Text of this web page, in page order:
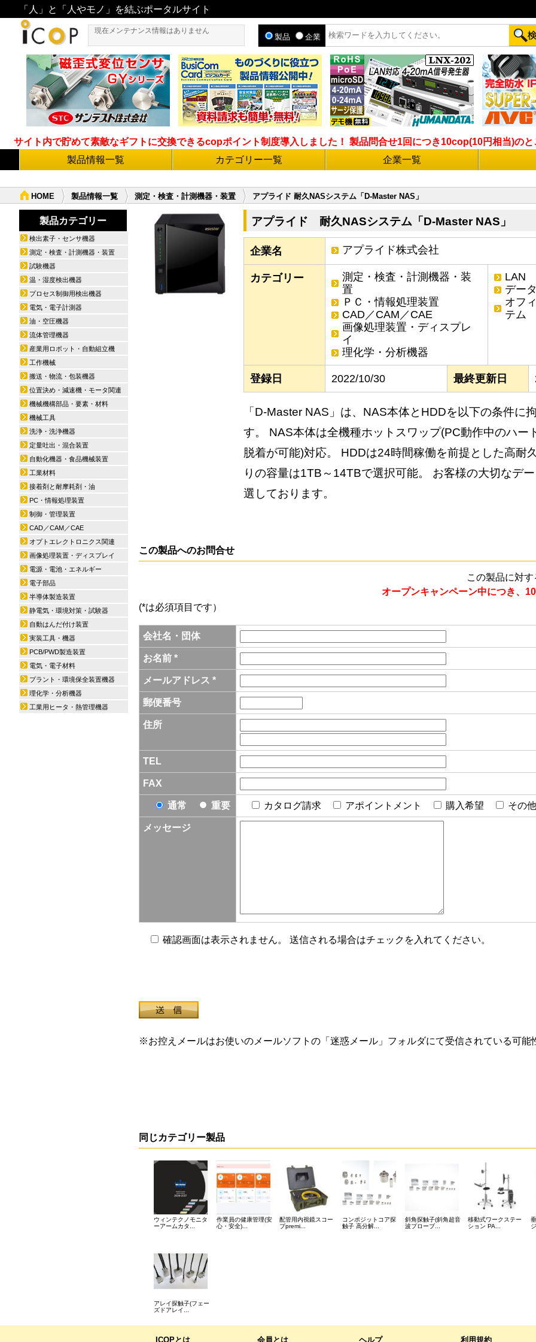
「人」と「人やモノ」を結ぶポータルサイト
現在メンテナンス情報はありません
製品 企業
サイト内で貯めて素敵なギフトに交換できるcopポイント制度導入しました！ 製品問合せ1回につき10cop(10円相当)の
製品情報一覧
カテゴリー一覧 企業一覧
HOME 製品情報一覧 測定・検査・計測機器・装置 アプライド 耐久NASシステム「D-Master NAS」
アプライド 耐久NASシステム「D-Master NAS」
企業名 アプライド株式会社
カテゴリー
測定・検査・計測機器・装
置
ＰＣ・情報処理装置
CAD／CAM／CAE
画像処理装置・ディスプレ
イ
理化学・分析機器
LAN
デー
オフ
テム
登録日 2022/10/30 最終更新日
「D-Master NAS」は、NAS本体とHDDを以下の条件に
す。 NAS本体は全機種ホットスワップ(PC動作中のハー
脱着が可能)対応。 HDDは24時間稼働を前提とした高耐
りの容量は1TB～14TBで選択可能。 お客様の大切なデ
選しております。
この製品へのお問合せ
この製品に対
オープンキャンペーン中につき、
(*は必須項目です）
会社名・団体
お名前 *
メールアドレス *
郵便番号
住所
TEL
FAX
通常 重要 カタログ請求 アポイントメント 購入希望 その他
メッセージ
確認画面は表示されません。 送信される場合はチェックを入れてください。
※お控えメールはお使いのメールソフトの「迷惑メール」フォルダにて受信されている可能
同じカテゴリー製品
ウィンテクノモニタ
ーアームカタ...
作業員の健康管理(安
心・安全)...
配管用内視鏡スコー
プpremi...
コンポジットコア探
触子 高分解...
斜角探触子(斜角超音
波プローブ...
移動式ワークステー
ション PA...
アレイ探触子(フェー
ズドアレイ...
製品カテゴリー
検出素子・センサ機器
測定・検査・計測機器・装置
試験機器
温・湿度検出機器
プロセス制御用検出機器
電気・電子計測器
油・空圧機器
流体管理機器
産業用ロボット・自動組立機
工作機械
搬送・物流・包装機器
位置決め・減速機・モータ関連
機械機構部品・要素・材料
機械工具
洗浄・洗浄機器
定量吐出・混合装置
自動化機器・食品機械装置
工業材料
接着剤と耐摩耗剤・油
PC・情報処理装置
制御・管理装置
CAD／CAM／CAE
オプトエレクトロニクス関連
画像処理装置・ディスプレイ
電源・電池・エネルギー
電子部品
半導体製造装置
静電気・環境対策・試験器
自動はんだ付け装置
実装工具・機器
PCB/PWD製造装置
電気・電子材料
プラント・環境保全装置機器
理化学・分析機器
工業用ヒータ・熱管理機器
ICOPとは 会員とは ヘルプ 利用規約